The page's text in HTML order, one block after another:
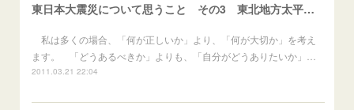
東日本大震災について思うこと その3 東北地方太平洋沖地震
私は多くの場合、「何が正しいか」より、「何が大切か」を考え
ます。 「どうあるべきか」よりも、「自分がどうありたいか」…
2011.03.21 22:04